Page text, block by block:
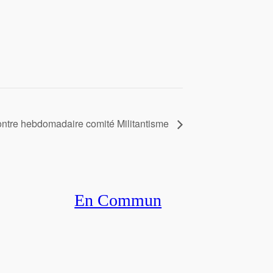
hebdomadaire comité Militantisme
En Commun